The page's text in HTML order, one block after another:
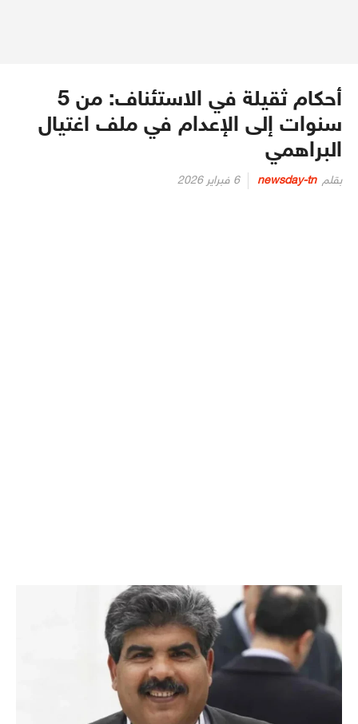
أحكام ثقيلة في الاستئناف: من 5
سنوات إلى الإعدام في ملف اغتيال
البراهمي
بقلم newsday-tn
Posted
6 فبراير 2026